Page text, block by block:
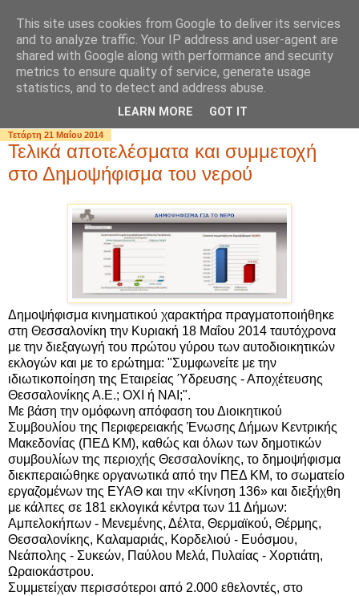
Τετάρτη 21 Μαΐου 2014
Τελικά αποτελέσματα και συμμετοχή
στο Δημοψήφισμα του νερού
Δημοψήφισμα κινηματικού χαρακτήρα πραγματοποιήθηκε
στη Θεσσαλονίκη την Κυριακή 18 Μαΐου 2014 ταυτόχρονα
με την διεξαγωγή του πρώτου γύρου των αυτοδιοικητικών
εκλογών και με το ερώτημα: "Συμφωνείτε με την
ιδιωτικοποίηση της Εταιρείας Ύδρευσης - Αποχέτευσης
Θεσσαλονίκης Α.Ε.; ΟΧΙ ή ΝΑΙ;".
Με βάση την ομόφωνη απόφαση του Διοικητικού
Συμβουλίου της Περιφερειακής Ένωσης Δήμων Κεντρικής
Μακεδονίας (ΠΕΔ ΚΜ), καθώς και όλων των δημοτικών
συμβουλίων της περιοχής Θεσσαλονίκης, το δημοψήφισμα
διεκπεραιώθηκε οργανωτικά από την ΠΕΔ ΚΜ, το σωματείο
εργαζομένων της ΕΥΑΘ και την «Κίνηση 136» και διεξήχθη
με κάλπες σε 181 εκλογικά κέντρα των 11 Δήμων:
Αμπελοκήπων - Μενεμένης, Δέλτα, Θερμαϊκού, Θέρμης,
Θεσσαλονίκης, Καλαμαριάς, Κορδελιού - Ευόσμου,
Νεάπολης - Συκεών, Παύλου Μελά, Πυλαίας - Χορτιάτη,
Ωραιοκάστρου.
Συμμετείχαν περισσότεροι από 2.000 εθελοντές, στο
This site uses cookies from Google to deliver its services
and to analyze traffic. Your IP address and user-agent are
shared with Google along with performance and security
metrics to ensure quality of service, generate usage
statistics, and to detect and address abuse.
LEARN MORE GOT IT